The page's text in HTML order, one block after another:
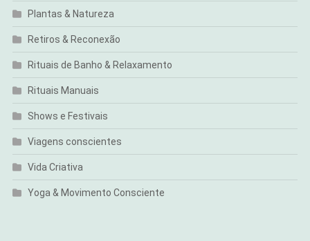
Plantas & Natureza
Retiros & Reconexão
Rituais de Banho & Relaxamento
Rituais Manuais
Shows e Festivais
Viagens conscientes
Vida Criativa
Yoga & Movimento Consciente